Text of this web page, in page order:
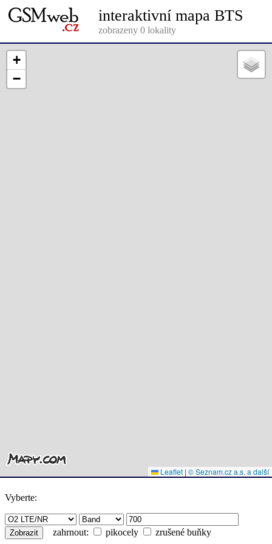
interaktivní mapa BTS
zobrazeny 0 lokality
+
−
Leaflet | © Seznam.cz a.s. a další
Vyberte:
zahrnout: pikocely zrušené buňky